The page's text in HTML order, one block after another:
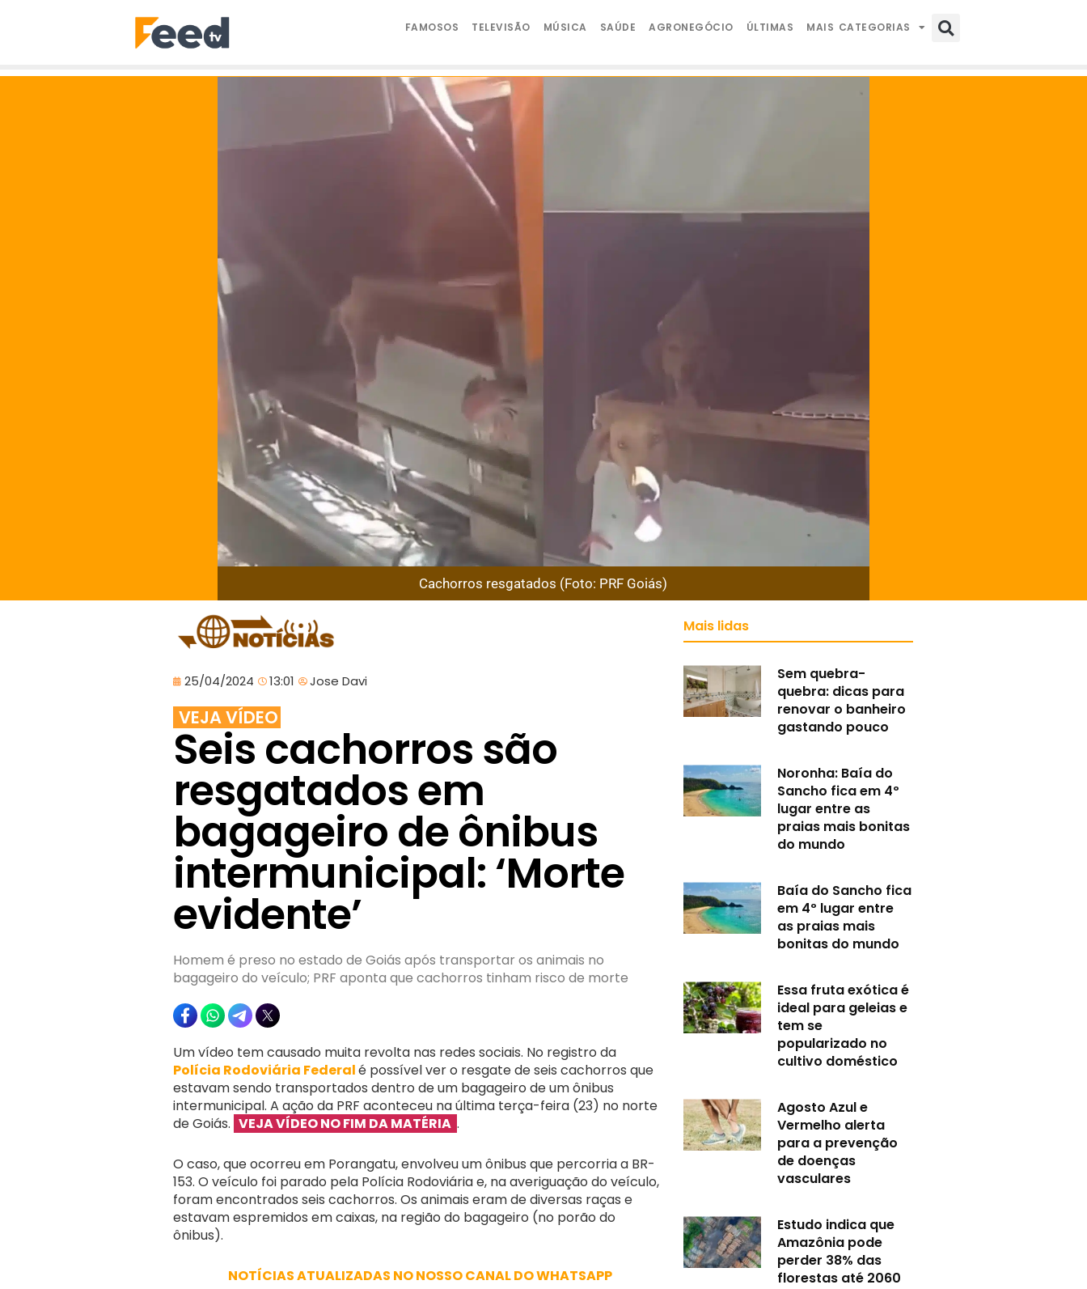
FAMOSOS TELEVISÃO MÚSICA SAÚDE AGRONEGÓCIO ÚLTIMAS MAIS CATEGORIAS
Cachorros resgatados (Foto: PRF Goiás)
25/04/2024 13:01 Jose Davi
VEJA VÍDEO
Seis cachorros são
resgatados em
bagageiro de ônibus
intermunicipal: ‘Morte
evidente’
Homem é preso no estado de Goiás após transportar os animais no
bagageiro do veículo; PRF aponta que cachorros tinham risco de morte
Um vídeo tem causado muita revolta nas redes sociais. No registro da
Polícia Rodoviária Federalé possível ver o resgate de seis cachorros que
estavam sendo transportados dentro de um bagageiro de um ônibus
intermunicipal. A ação da PRF aconteceu na última terça-feira (23) no norte
de Goiás. VEJA VÍDEO NO FIM DA MATÉRIA .
O caso, que ocorreu em Porangatu, envolveu um ônibus que percorria a BR-
153. O veículo foi parado pela Polícia Rodoviária e, na averiguação do veículo,
foram encontrados seis cachorros. Os animais eram de diversas raças e
estavam espremidos em caixas, na região do bagageiro (no porão do
ônibus).
NOTÍCIAS ATUALIZADAS NO NOSSO CANAL DO WHATSAPP
Mais lidas
Sem quebra-
quebra: dicas para
renovar o banheiro
gastando pouco
Noronha: Baía do
Sancho fica em 4º
lugar entre as
praias mais bonitas
do mundo
Baía do Sancho fica
em 4º lugar entre
as praias mais
bonitas do mundo
Essa fruta exótica é
ideal para geleias e
tem se
popularizado no
cultivo doméstico
Agosto Azul e
Vermelho alerta
para a prevenção
de doenças
vasculares
Estudo indica que
Amazônia pode
perder 38% das
florestas até 2060